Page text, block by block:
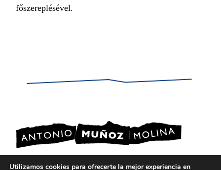
főszereplésével.
Utilizamos cookies para ofrecerte la mejor experiencia en